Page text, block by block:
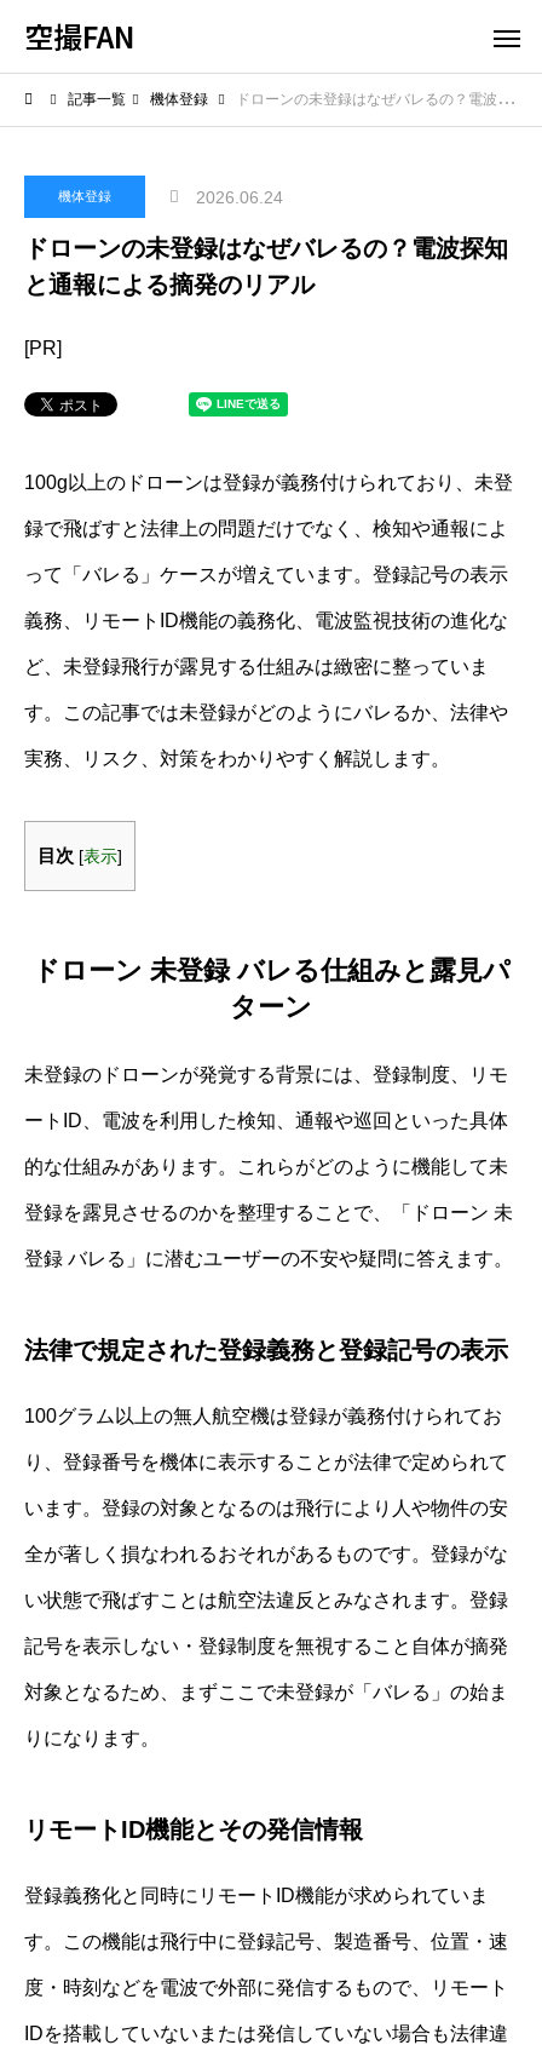
空撮FAN
記事一覧 機体登録 ドローンの未登録はなぜバレるの？電波探知と通報による摘発のリアル
機体登録 2026.06.24
ドローンの未登録はなぜバレるの？電波探知
と通報による摘発のリアル
[PR]
100g以上のドローンは登録が義務付けられており、未登
録で飛ばすと法律上の問題だけでなく、検知や通報によ
って「バレる」ケースが増えています。登録記号の表示
義務、リモートID機能の義務化、電波監視技術の進化な
ど、未登録飛行が露見する仕組みは緻密に整っていま
す。この記事では未登録がどのようにバレるか、法律や
実務、リスク、対策をわかりやすく解説します。
目次 [表示]
ドローン 未登録 バレる仕組みと露見パ
ターン
未登録のドローンが発覚する背景には、登録制度、リモ
ートID、電波を利用した検知、通報や巡回といった具体
的な仕組みがあります。これらがどのように機能して未
登録を露見させるのかを整理することで、「ドローン 未
登録 バレる」に潜むユーザーの不安や疑問に答えます。
法律で規定された登録義務と登録記号の表示
100グラム以上の無人航空機は登録が義務付けられてお
り、登録番号を機体に表示することが法律で定められて
います。登録の対象となるのは飛行により人や物件の安
全が著しく損なわれるおそれがあるものです。登録がな
い状態で飛ばすことは航空法違反とみなされます。登録
記号を表示しない・登録制度を無視すること自体が摘発
対象となるため、まずここで未登録が「バレる」の始ま
りになります。
リモートID機能とその発信情報
登録義務化と同時にリモートID機能が求められていま
す。この機能は飛行中に登録記号、製造番号、位置・速
度・時刻などを電波で外部に発信するもので、リモート
IDを搭載していないまたは発信していない場合も法律違